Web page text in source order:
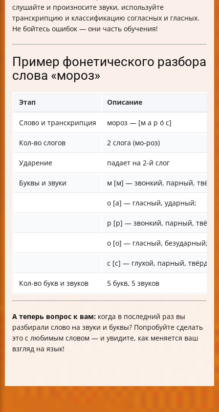
слушайте и произносите звуки, используйте
транскрипцию и классификацию согласных и гласных.
Не бойтесь ошибок — они часть обучения!
Пример фонетического разбора
слова «мороз»
Этап Описание
Слово и транскрипция мороз — [м а р о́ с]
Кол-во слогов 2 слога (мо-роз)
Ударение падает на 2-й слог
Буквы и звуки м [м] — звонкий, парный,
о [а] — гласный, ударный;
р [р] — звонкий, парный,
о [о] — гласный, безударный;
с [с] — глухой, парный, твёрдый
Кол-во букв и звуков 5 букв, 5 звуков
А теперь вопрос к вам: когда в последний раз вы
разбирали слово на звуки и буквы? Попробуйте сделать
это с любимым словом — и увидите, как меняется ваш
взгляд на язык!